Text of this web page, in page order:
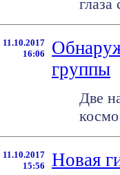
11.10.2017
16:06
группы
Две
11.10.2017
15:56
Новая